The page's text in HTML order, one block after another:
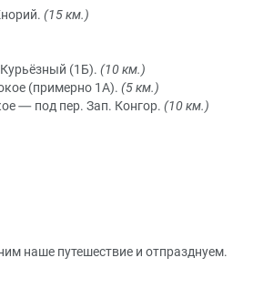
(15 км.)
(1Б). (10 км.)
(примерно 1А). (5 км.)
— под пер. Зап. Конгор. (10 км.)
наше путешествие и отпразднуем.